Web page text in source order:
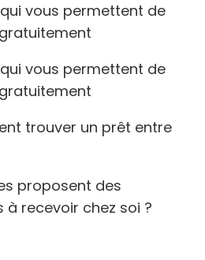
qui vous permettent de
qui vous permettent de
trouver un prêt entre
proposent des
recevoir chez soi ?